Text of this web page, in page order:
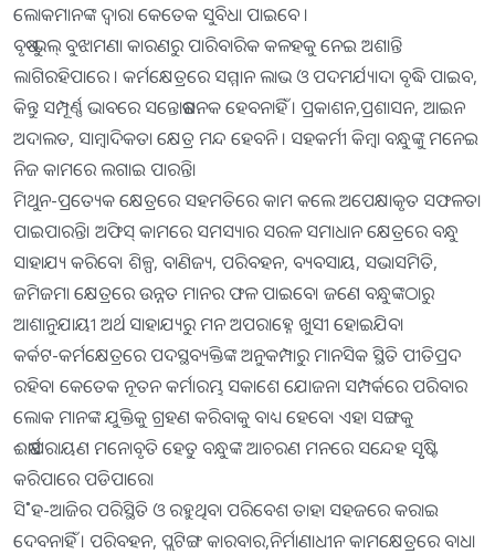
ଲୋକମାନଙ୍କ ଦ୍ୱାରା କେତେକ ସୁବିଧା ପାଇବେ ।
ବୃଷ-ଭୁଲ୍‌ ବୁଝାମଣା କାରଣରୁ ପାରିବାରିକ କଳହକୁ ନେଇ ଅଶାନ୍ତି
ଲାଗିରହିପାରେ । କର୍ମକ୍ଷେତ୍ରରେ ସମ୍ମାନ ଲାଭ ଓ ପଦମର୍ଯ୍ୟାଦା ବୃଦ୍ଧି ପାଇବ,
କିନ୍ତୁ ସମ୍ପୂର୍ଣ୍ଣ ଭାବରେ ସନ୍ତୋଷଜନକ ହେବନାହିଁ । ପ୍ରକାଶନ,ପ୍ରଶାସନ, ଆଇନ
ଅଦାଲତ, ସାମ୍ବାଦିକତା କ୍ଷେତ୍ର ମନ୍ଦ ହେବନି । ସହକର୍ମୀ କିମ୍ବା ବନ୍ଧୁଙ୍କୁ ମନେଇ
ନିଜ କାମରେ ଲଗାଇ ପାରନ୍ତି।
ମିଥୁନ-ପ୍ରତ୍ୟେକ କ୍ଷେତ୍ରରେ ସହମତିରେ କାମ କଲେ ଅପେକ୍ଷାକୃତ ସଫଳତା
ପାଇପାରନ୍ତି। ଅଫିସ୍‌ କାମରେ ସମସ୍ୟାର ସରଳ ସମାଧାନ କ୍ଷେତ୍ରରେ ବନ୍ଧୁ
ସାହାଯ୍ୟ କରିବେ। ଶିଳ୍ପ, ବାଣିଜ୍ୟ, ପରିବହନ, ବ୍ୟବସାୟ, ସଭାସମିତି,
ଜମିଜମା କ୍ଷେତ୍ରରେ ଉନ୍ନତ ମାନର ଫଳ ପାଇବେ। ଜଣେ ବନ୍ଧୁଙ୍କଠାରୁ
ଆଶାନୁଯାୟୀ ଅର୍ଥ ସାହାଯ୍ୟରୁ ମନ ଅପରାହ୍ନେ ଖୁସୀ ହୋଇଯିବ।
କର୍କଟ-କର୍ମକ୍ଷେତ୍ରରେ ପଦସ୍ଥବ୍ୟକ୍ତିଙ୍କ ଅନୁକମ୍ପାରୁ ମାନସିକ ସ୍ଥିତି ପୀତିପ୍ରଦ
ରହିବ। କେତେକ ନୂତନ କର୍ମାରମ୍ଭ ସକାଶେ ଯୋଜନା ସମ୍ପର୍କରେ ପରିବାର
ଲୋକ ମାନଙ୍କ ଯୁକ୍ତିକୁ ଗ୍ରହଣ କରିବାକୁ ବାଧ୍ୟ ହେବେ। ଏହା ସଙ୍ଗକୁ
ଈର୍ଷାପରାୟଣ ମନୋବୃତି ହେତୁ ବନ୍ଧୁଙ୍କ ଆଚରଣ ମନରେ ସନ୍ଦେହ ସୃୃଷ୍ଟି
କରିପାରେ ପଡିପାରେ।
ସି˚ହ-ଆଜିର ପରିସ୍ଥିତି ଓ ରହୁଥିବା ପରିବେଶ ତାହା ସହଜରେ କରାଇ
ଦେବନାହିଁ । ପରିବହନ, ପ୍ଲଟିଙ୍ଗ କାରବାର,ନିର୍ମାଣାଧୀନ କାମକ୍ଷେତ୍ରରେ ବାଧା